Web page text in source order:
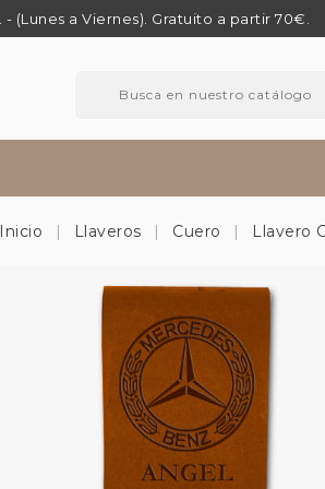
. - (Lunes a Viernes). Gratuito a partir 70€.
Inicio Llaveros Cuero Llavero